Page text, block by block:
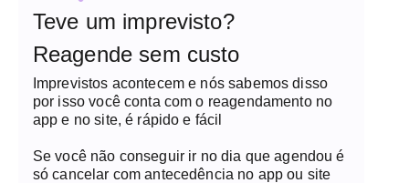
Teve um imprevisto?
Reagende sem custo
Imprevistos acontecem e nós sabemos disso
por isso você conta com o reagendamento no
app e no site, é rápido e fácil
Se você não conseguir ir no dia que agendou é
só cancelar com antecedência no app ou site